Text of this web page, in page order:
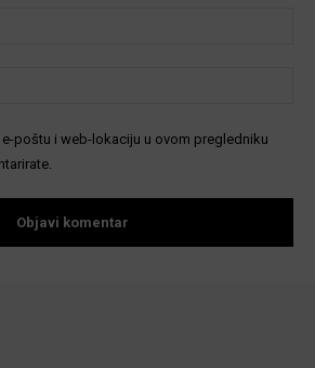
poštu i web-lokaciju u ovom pregledniku